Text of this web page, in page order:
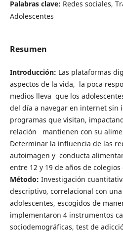
Palabras clave: Redes sociales,
Adolescentes
Resumen
Introducción: Las plataformas
aspectos de la vida, la poca
medios lleva que los
del día a navegar en internet sin
programas que visitan,
relación mantienen con su
Determinar la influencia de las
autoimagen y conducta
entre 12 y 19 de años de
Método: Investigación
descriptivo, correlacional con
adolescentes, escogidos de
implementaron 4 instrumentos
sociodemográficas, test de